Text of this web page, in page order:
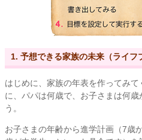
1. 予想できる家族の未来（ライフ
はじめに、家族の年表を作ってみ
に、パパは何歳で、お子さまは何歳
う。
お子さまの年齢から進学計画（7歳